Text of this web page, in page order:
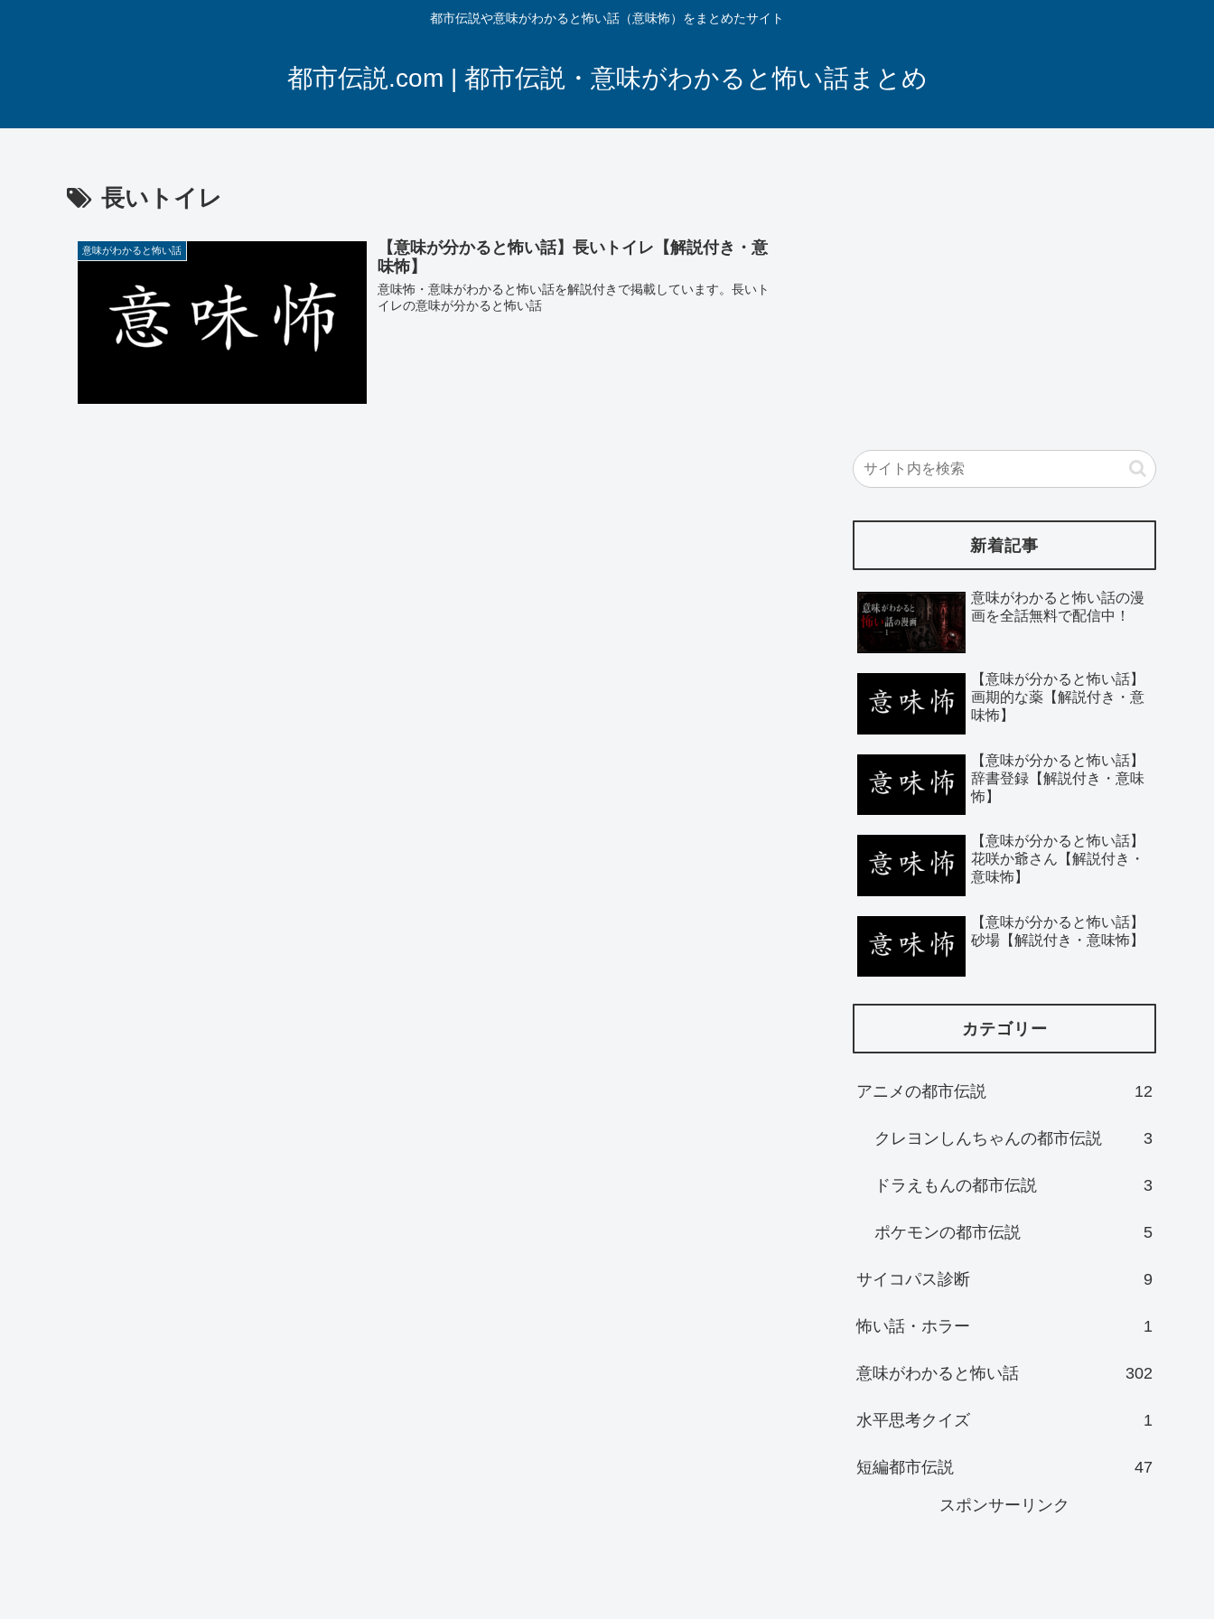
都市伝説や意味がわかると怖い話（意味怖）をまとめたサイト
都市伝説.com | 都市伝説・意味がわかると怖い話まとめ
長いトイレ
意味がわかると怖い話
【意味が分かると怖い話】長いトイレ【解説付き・意
味怖】
意味怖・意味がわかると怖い話を解説付きで掲載しています。長いト
イレの意味が分かると怖い話
新着記事
意味がわかると怖い話の漫
画を全話無料で配信中！
【意味が分かると怖い話】
画期的な薬【解説付き・意
味怖】
【意味が分かると怖い話】
辞書登録【解説付き・意味
怖】
【意味が分かると怖い話】
花咲か爺さん【解説付き・
意味怖】
【意味が分かると怖い話】
砂場【解説付き・意味怖】
カテゴリー
アニメの都市伝説 12
クレヨンしんちゃんの都市伝説 3
ドラえもんの都市伝説 3
ポケモンの都市伝説 5
サイコパス診断 9
怖い話・ホラー 1
意味がわかると怖い話 302
水平思考クイズ 1
短編都市伝説 47
スポンサーリンク